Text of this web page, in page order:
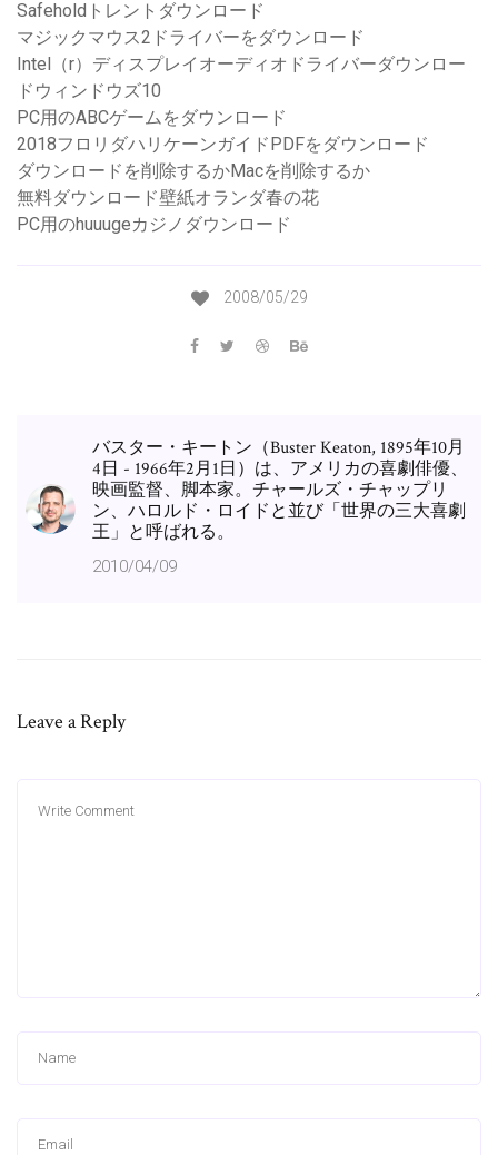
Safeholdトレントダウンロード
マジックマウス2ドライバーをダウンロード
Intel（r）ディスプレイオーディオドライバーダウンロー
ドウィンドウズ10
PC用のABCゲームをダウンロード
2018フロリダハリケーンガイドPDFをダウンロード
ダウンロードを削除するかMacを削除するか
無料ダウンロード壁紙オランダ春の花
PC用のhuuugeカジノダウンロード
2008/05/29
バスター・キートン（Buster Keaton, 1895年10月
4日 - 1966年2月1日）は、アメリカの喜劇俳優、
映画監督、脚本家。チャールズ・チャップリ
ン、ハロルド・ロイドと並び「世界の三大喜劇
王」と呼ばれる。
2010/04/09
Leave a Reply